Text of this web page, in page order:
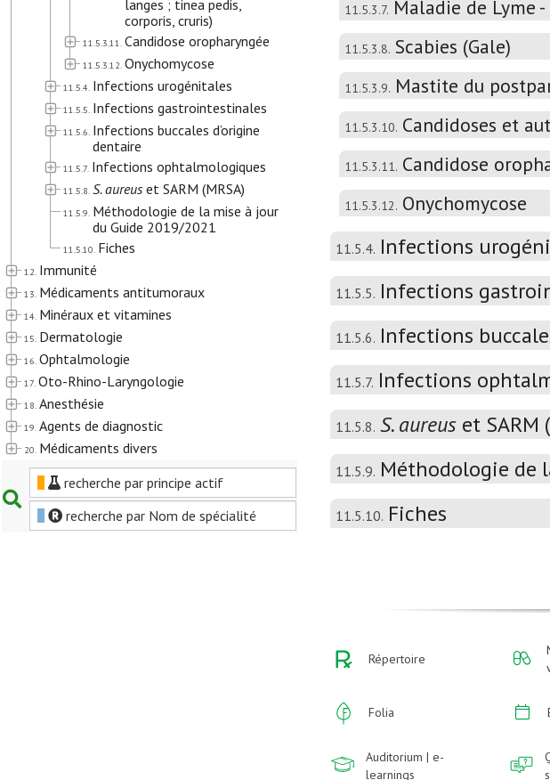
langes ; tinea pedis,
corporis, cruris)
11.5.3.11. Candidose oropharyngée
11.5.3.12. Onychomycose
11.5.4. Infections urogénitales
11.5.5. Infections gastrointestinales
11.5.6. Infections buccales d’origine
dentaire
11.5.7. Infections ophtalmologiques
11.5.8. S. aureus et SARM (MRSA)
11.5.9. Méthodologie de la mise à jour
du Guide 2019/2021
11.5.10. Fiches
12. Immunité
13. Médicaments antitumoraux
14. Minéraux et vitamines
15. Dermatologie
16. Ophtalmologie
17. Oto-Rhino-Laryngologie
18. Anesthésie
19. Agents de diagnostic
20. Médicaments divers
recherche par principe actif
recherche par Nom de spécialité
11.5.3.7. Maladie de Lyme
11.5.3.8. Scabies (Gale)
11.5.3.9. Mastite du
11.5.3.10. Candidoses et
11.5.3.11. Candidose
11.5.3.12. Onychomycose
11.5.4. Infections
11.5.5. Infections
11.5.6. Infections
11.5.7. Infections
11.5.8. S. aureus et SARM
11.5.9. Méthodologie de
11.5.10. Fiches
Répertoire
Folia
Auditorium | e-
learnings